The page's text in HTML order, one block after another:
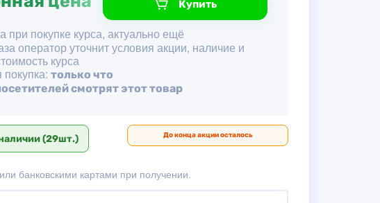
Купить
при покупке курса, актуально ещё
оператор уточнит условия акции, наличие и
курса
только что
смотрят этот товар
(29шт.) До конца акции осталось
банковскими картами при получении.